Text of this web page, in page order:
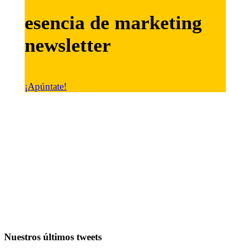
esencia de marketing
newsletter
¡Apúntate!
Nuestros últimos tweets